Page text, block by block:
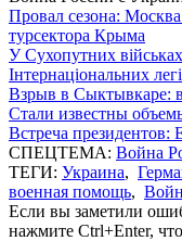
Провал сезона:
турсектора Крыма
У Сухопутних
Інтернаціональних
Взрыв в Сыктывкаре:
Стали известны
Встреча президентов:
СПЕЦТЕМА: Война
ТЕГИ: Украина,
военная помощь,
Если вы заметили
нажмите Ctrl+Enter,